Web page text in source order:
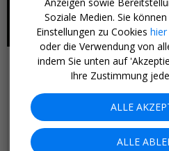
ab 759 € p.P.
Paris: Städtereise mit
VIVIDO.TRAVEL •FRANKREICH
AB SOFORT
Parisreise mit Seine-Bootsfahrt
Hotelauswahl & private Transfers.
Soziale Medien. Sie
Einstellungen zu Cookies hier
oder die Verwendung von
indem Sie unten auf
Ihre Zustimmung
ALLE
ALLE